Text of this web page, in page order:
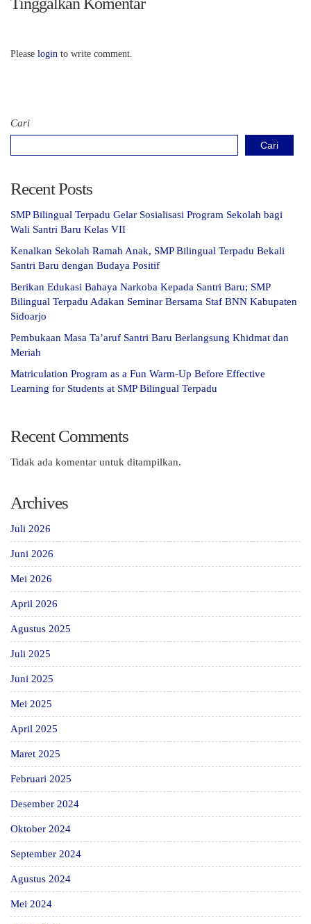
Tinggalkan Komentar
Please login to write comment.
Cari
Cari
Recent Posts
SMP Bilingual Terpadu Gelar Sosialisasi Program Sekolah bagi
Wali Santri Baru Kelas VII
Kenalkan Sekolah Ramah Anak, SMP Bilingual Terpadu Bekali
Santri Baru dengan Budaya Positif
Berikan Edukasi Bahaya Narkoba Kepada Santri Baru; SMP
Bilingual Terpadu Adakan Seminar Bersama Staf BNN Kabupaten
Sidoarjo
Pembukaan Masa Ta’aruf Santri Baru Berlangsung Khidmat dan
Meriah
Matriculation Program as a Fun Warm-Up Before Effective
Learning for Students at SMP Bilingual Terpadu
Recent Comments
Tidak ada komentar untuk ditampilkan.
Archives
Juli 2026
Juni 2026
Mei 2026
April 2026
Agustus 2025
Juli 2025
Juni 2025
Mei 2025
April 2025
Maret 2025
Februari 2025
Desember 2024
Oktober 2024
September 2024
Agustus 2024
Mei 2024